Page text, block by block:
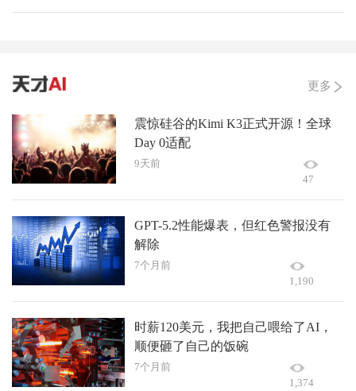
更多
震惊硅谷的Kimi K3正式开源！全球
Day 0适配
9天前
47
GPT-5.2性能爆表，但红色警报没有
解除
7个月前
1,190
时薪120美元，我把自己喂给了AI，
顺便砸了自己的饭碗
7个月前
1,374